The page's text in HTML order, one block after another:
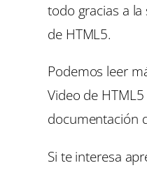
todo gracias a
de HTML5.
Podemos leer
Video de
documentación
Si te interesa